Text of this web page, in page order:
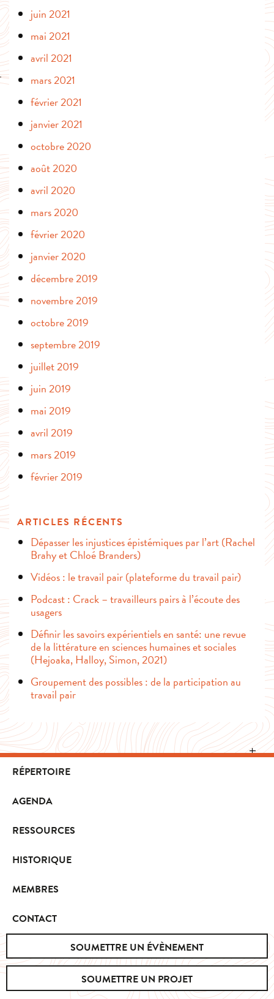
juin 2021
mai 2021
avril 2021
mars 2021
février 2021
janvier 2021
octobre 2020
août 2020
avril 2020
mars 2020
février 2020
janvier 2020
décembre 2019
novembre 2019
octobre 2019
septembre 2019
juillet 2019
juin 2019
mai 2019
avril 2019
mars 2019
février 2019
ARTICLES RÉCENTS
Dépasser les injustices épistémiques par l’art (Rachel
Brahy et Chloé Branders)
Vidéos : le travail pair (plateforme du travail pair)
Podcast : Crack – travailleurs pairs à l’écoute des
usagers
Définir les savoirs expérientiels en santé: une revue
de la littérature en sciences humaines et sociales
(Hejoaka, Halloy, Simon, 2021)
Groupement des possibles : de la participation au
travail pair
RÉPERTOIRE
AGENDA
RESSOURCES
HISTORIQUE
MEMBRES
CONTACT
SOUMETTRE UN ÉVÈNEMENT
SOUMETTRE UN PROJET